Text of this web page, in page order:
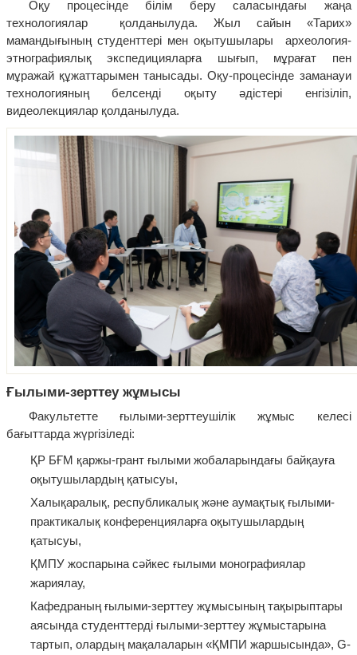
Оқу процесінде білім беру саласындағы жаңа
технологиялар қолданылуда. Жыл сайын «Тарих»
мамандығының студенттері мен оқытушылары археология-
этнографиялық экспедицияларға шығып, мұрағат пен
мұражай құжаттарымен танысады. Оқу-процесінде заманауи
технологияның белсенді оқыту әдістері енгізіліп,
видеолекциялар қолданылуда.
Ғылыми-зерттеу жұмысы
Факультетте ғылыми-зерттеушілік жұмыс келесі
бағыттарда жүргізіледі:
ҚР БҒМ қаржы-грант ғылыми жобаларындағы байқауға
оқытушылардың қатысуы,
Халықаралық, республикалық және аумақтық ғылыми-
практикалық конференцияларға оқытушылардың
қатысуы,
ҚМПУ жоспарына сәйкес ғылыми монографиялар
жариялау,
Кафедраның ғылыми-зерттеу жұмысының тақырыптары
аясында студенттерді ғылыми-зерттеу жұмыстарына
тартып, олардың мақалаларын «ҚМПИ жаршысында», G-